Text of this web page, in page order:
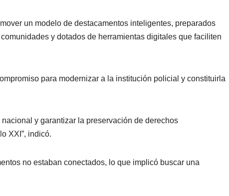
un modelo de destacamentos inteligentes, preparados
y dotados de herramientas digitales que faciliten
para modernizar a la institución policial y constituirla
y garantizar la preservación de derechos
XXI”, indicó.
no estaban conectados, lo que implicó buscar una